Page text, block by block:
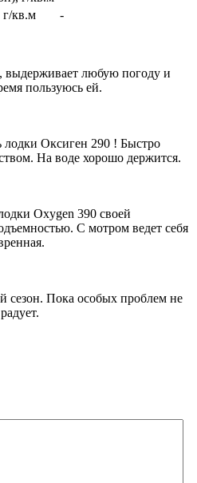
г/кв.м
-
выдерживает любую погоду и
пользуюсь ей.
лодки Оксиген 290 ! Быстро
На воде хорошо держится.
Oxygen 390 своей
С мотром ведет себя
сезон. Пока особых проблем не